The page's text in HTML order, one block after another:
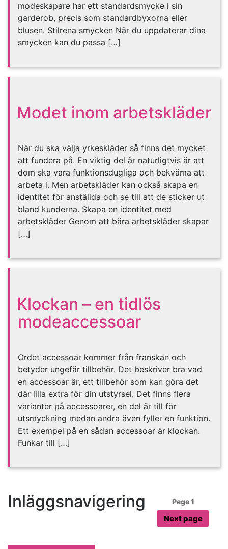
modeskapare har ett standardsmycke i sin
garderob, precis som standardbyxorna eller
blusen. Stilrena smycken När du uppdaterar dina
smycken kan du passa […]
Modet inom arbetskläder
När du ska välja yrkeskläder så finns det mycket
att fundera på. En viktig del är naturligtvis är att
dom ska vara funktionsdugliga och bekväma att
arbeta i. Men arbetskläder kan också skapa en
identitet för anställda och se till att de sticker ut
bland kunderna. Skapa en identitet med
arbetskläder Genom att bära arbetskläder skapar
[…]
Klockan – en tidlös
modeaccessoar
Ordet accessoar kommer från franskan och
betyder ungefär tillbehör. Det beskriver bra vad
en accessoar är, ett tillbehör som kan göra det
där lilla extra för din utstyrsel. Det finns flera
varianter på accessoarer, en del är till för
utsmyckning medan andra även fyller en funktion.
Ett exempel på en sådan accessoar är klockan.
Funkar till […]
Inläggsnavigering Page1
Next page